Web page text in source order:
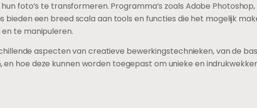
foto’s te transformeren. Programma’s zoals Adobe
bieden een breed scala aan tools en functies die het mogelijk
te manipuleren.
aspecten van creatieve bewerkingstechnieken, van de
hoe deze kunnen worden toegepast om unieke en